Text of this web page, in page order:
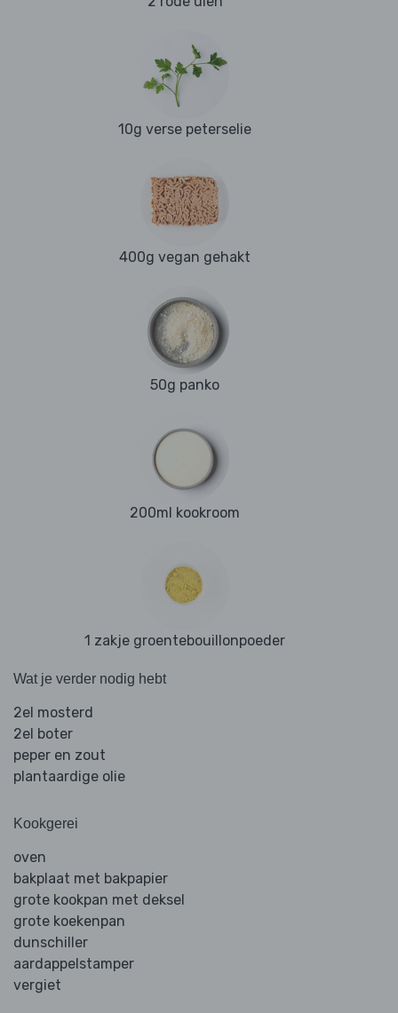
10g verse peterselie
400g vegan gehakt
50g panko
200ml kookroom
1 zakje groentebouillonpoeder
Wat je verder nodig hebt
2el mosterd
2el boter
peper en zout
plantaardige olie
Kookgerei
oven
bakplaat met bakpapier
grote kookpan met deksel
grote koekenpan
dunschiller
aardappelstamper
vergiet